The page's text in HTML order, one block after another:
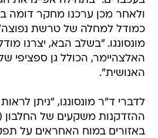
ולאחר מכן ערכנו מחקר דומה
כמודל למחלה של טרשת
מונסונגו. "בשלב הבא, יצרנו
האלצהיימר, הכולל גן ספציפי
האנושית".
לדברי ד"ר מונסונגו, "ניתן
באזורים במוח האחראים על